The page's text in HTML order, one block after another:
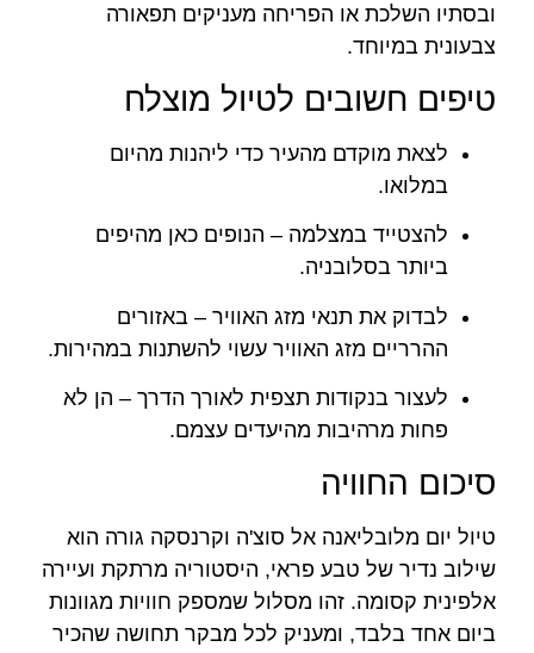
ובסתיו השלכת או הפריחה מעניקים תפאורה
צבעונית במיוחד.
טיפים חשובים לטיול מוצלח
לצאת מוקדם מהעיר כדי ליהנות מהיום
במלואו.
להצטייד במצלמה – הנופים כאן מהיפים
ביותר בסלובניה.
לבדוק את תנאי מזג האוויר – באזורים
ההרריים מזג האוויר עשוי להשתנות במהירות.
לעצור בנקודות תצפית לאורך הדרך – הן לא
פחות מרהיבות מהיעדים עצמם.
סיכום החוויה
טיול יום מלובליאנה אל סוצ'ה וקרנסקה גורה הוא
שילוב נדיר של טבע פראי, היסטוריה מרתקת ועיירה
אלפינית קסומה. זהו מסלול שמספק חוויות מגוונות
ביום אחד בלבד, ומעניק לכל מבקר תחושה שהכיר